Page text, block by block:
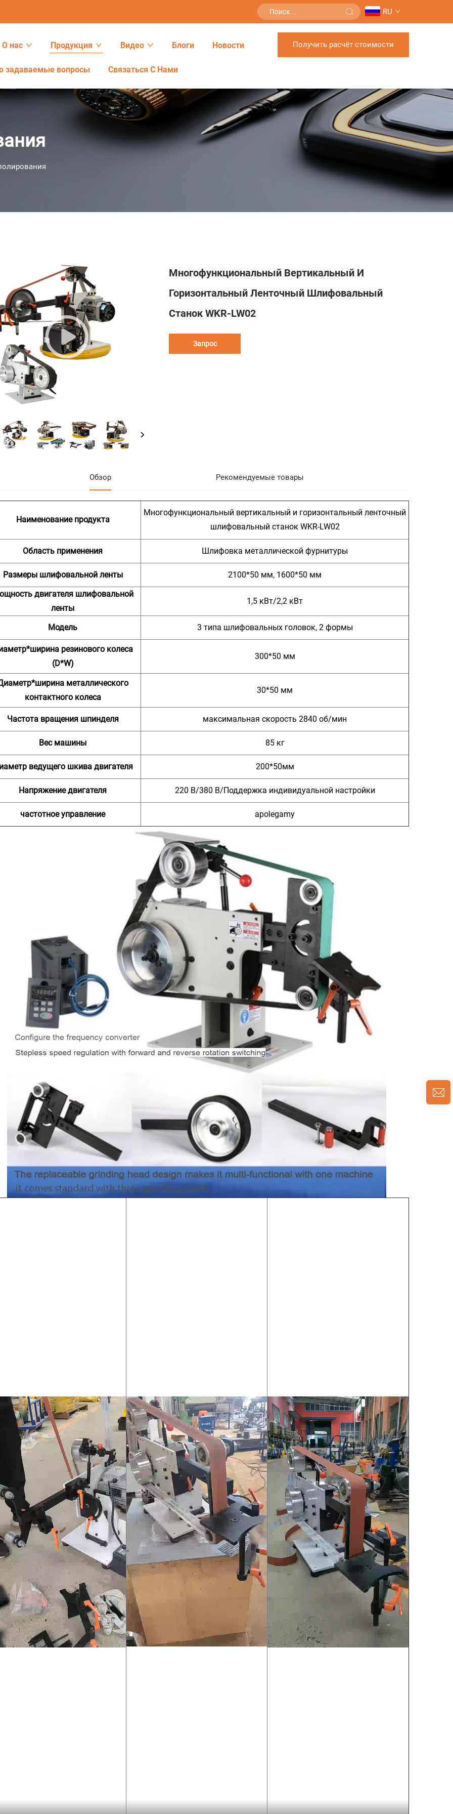
RU
О нас Продукция Видео Блоги Новости
задаваемые вопросы Связаться С Нами
Получить расчёт стоимости
Многофункциональный Вертикальный И
Горизонтальный Ленточный Шлифовальный
Станок WKR-LW02
Запрос
Обзор Рекомендуемые товары
Наименование продукта
Многофункциональный вертикальный и горизонтальный ленточный
шлифовальный станок WKR-LW02
Область применения Шлифовка металлической фурнитуры
Размеры шлифовальной ленты
2100*50 мм, 1600*50 мм
двигателя шлифовальной
ленты
1,5 кВт/2,2 кВт
Модель 3 типа шлифовальных головок, 2 формы
резинового колеса
(D*W)
300*50 мм
металлического
контактного колеса
30*50 мм
Частота вращения шпинделя максимальная скорость 2840 об/мин
Вес машины 85 кг
ведущего шкива двигателя 200*50мм
Напряжение двигателя 220 В/380 В/Поддержка индивидуальной настройки
частотное управление apolegamy